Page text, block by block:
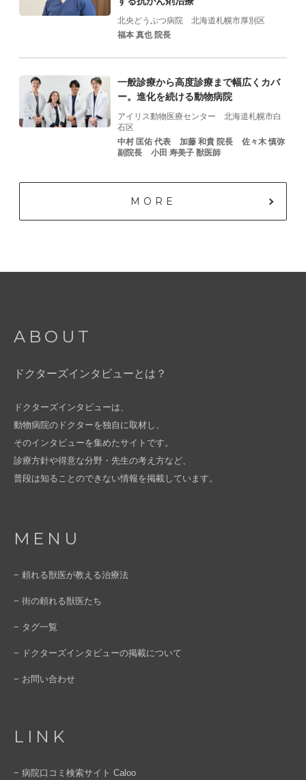
北央どうぶつ病院 北海道札幌市厚別区
福本 真也 院長
一般診療から高度診療まで幅広くカバ
ー。進化を続ける動物病院
アイリス動物医療センター 北海道札幌市白
石区
中村 匡佑 代表
加藤 和貴 院⻑
佐々⽊ 慎弥
副院⻑
⼩⽥ 寿美⼦ 獣医師
MORE
ABOUT
ドクターズインタビューとは？
ドクターズインタビューは、
動物病院のドクターを独自に取材し、
そのインタビューを集めたサイトです。
診療方針や得意な分野・先生の考え方など、
普段は知ることのできない情報を掲載しています。
MENU
− 頼れる獣医が教える治療法
− 街の頼れる獣医たち
− タグ一覧
− ドクターズインタビューの掲載について
− お問い合わせ
LINK
− 病院口コミ検索サイト Caloo